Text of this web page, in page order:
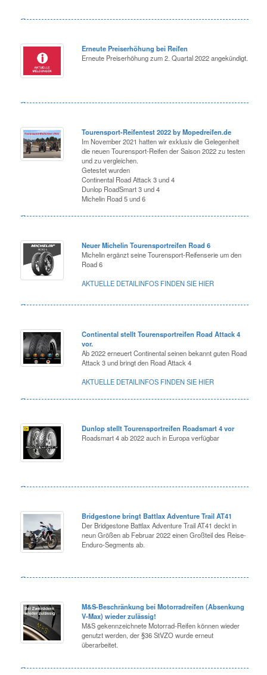
Erneute Preiserhöhung bei Reifen
Erneute Preiserhöhung zum 2. Quartal 2022 angekündigt.
Tourensport-Reifentest 2022 by Mopedreifen.de
Im November 2021 hatten wir exklusiv die Gelegenheit
die neuen Tourensport-Reifen der Saison 2022 zu testen
und zu vergleichen.
Getestet wurden
Continental Road Attack 3 und 4
Dunlop RoadSmart 3 und 4
Michelin Road 5 und 6
Neuer Michelin Tourensportreifen Road 6
Michelin ergänzt seine Tourensport-Reifenserie um den
Road 6
AKTUELLE DETAILINFOS FINDEN SIE HIER
Continental stellt Tourensportreifen Road Attack 4
vor.
Ab 2022 erneuert Continental seinen bekannt guten Road
Attack 3 und bringt den Road Attack 4
AKTUELLE DETAILINFOS FINDEN SIE HIER
Dunlop stellt Tourensportreifen Roadsmart 4 vor
Roadsmart 4 ab 2022 auch in Europa verfügbar
Bridgestone bringt Battlax Adventure Trail AT41
Der Bridgestone Battlax Adventure Trail AT41 deckt in
neun Größen ab Februar 2022 einen Großteil des Reise-
Enduro-Segments ab.
M&S-Beschränkung bei Motorradreifen (Absenkung
V-Max) wieder zulässig!
M&S gekennzeichnete Motorrad-Reifen können wieder
genutzt werden, der §36 StVZO wurde erneut
überarbeitet.